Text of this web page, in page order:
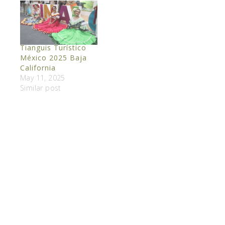
Tianguis Turístico
México 2025 Baja
California
May 11, 2025
Similar post